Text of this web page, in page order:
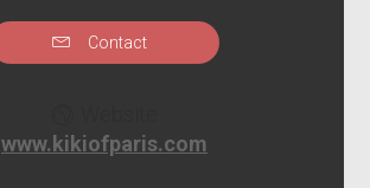
Contact
www.kikiofparis.com